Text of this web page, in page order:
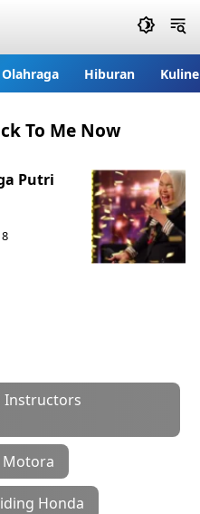
Olahraga Hiburan
To Me Now
Putri
Instructors
Motora
Honda